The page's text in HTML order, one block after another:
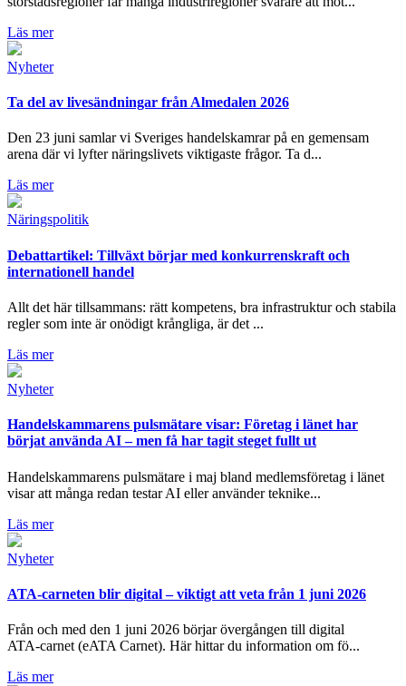
Läs mer
Nyheter
Ta del av livesändningar från Almedalen 2026
Den 23 juni samlar vi Sveriges handelskamrar på en gemensam
arena där vi lyfter näringslivets viktigaste frågor. Ta d...
Läs mer
Näringspolitik
Debattartikel: Tillväxt börjar med konkurrenskraft och
internationell handel
Allt det här tillsammans: rätt kompetens, bra infrastruktur och stabila
regler som inte är onödigt krångliga, är det ...
Läs mer
Nyheter
Handelskammarens pulsmätare visar: Företag i länet har
börjat använda AI – men få har tagit steget fullt ut
Handelskammarens pulsmätare i maj bland medlemsföretag i länet
visar att många redan testar AI eller använder teknike...
Läs mer
Nyheter
ATA‑carneten blir digital – viktigt att veta från 1 juni 2026
Från och med den 1 juni 2026 börjar övergången till digital
ATA‑carnet (eATA Carnet). Här hittar du information om fö...
Läs mer